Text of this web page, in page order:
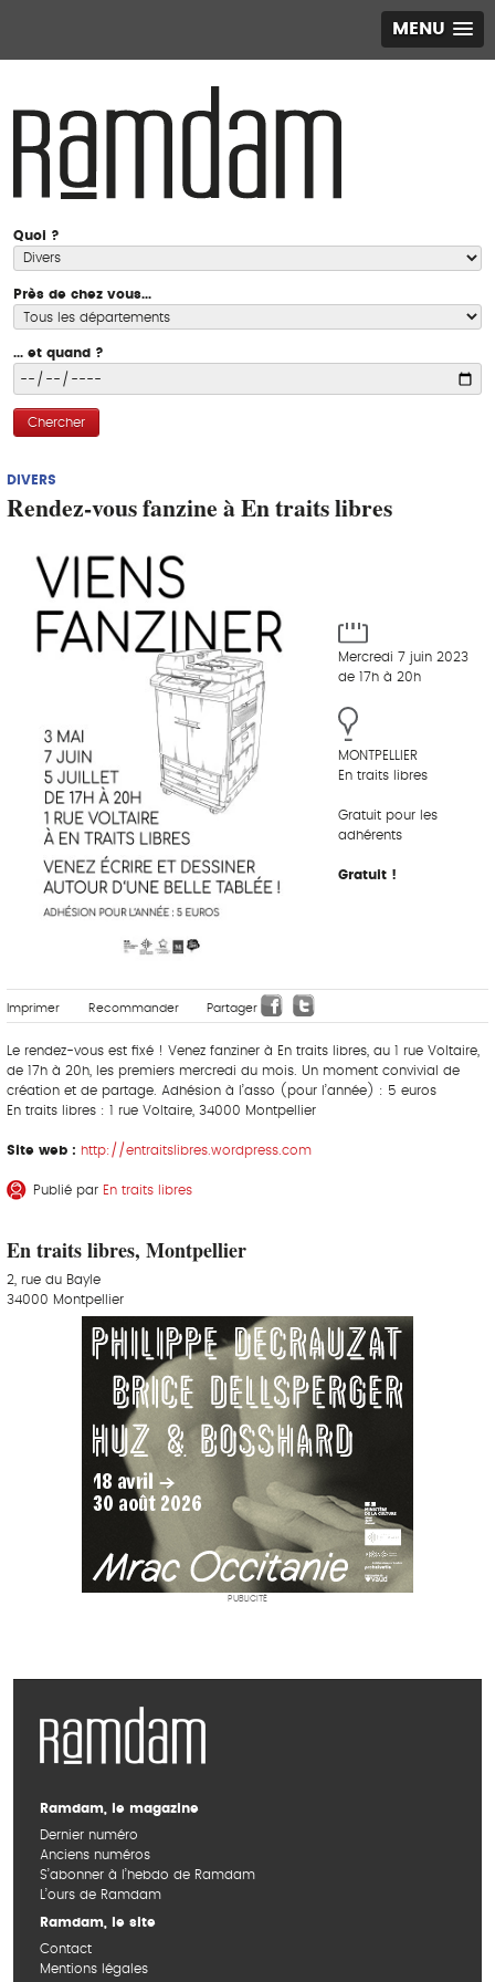
MENU
Quoi ?
Près de chez vous...
... et quand ?
Chercher
DIVERS
Rendez-vous fanzine à En traits libres
Mercredi 7 juin 2023
de 17h à 20h
MONTPELLIER
En traits libres
Gratuit pour les
adhérents
Gratuit !
Imprimer Recommander Partager
Le rendez-vous est fixé ! Venez fanziner à En traits libres, au 1 rue Voltaire,
de 17h à 20h, les premiers mercredi du mois. Un moment convivial de
création et de partage. Adhésion à l’asso (pour l’année) : 5 euros
En traits libres : 1 rue Voltaire, 34000 Montpellier
Site web : http://entraitslibres.wordpress.com
Publié par En traits libres
En traits libres, Montpellier
2, rue du Bayle
34000 Montpellier
PUBLICITÉ
Ramdam, le magazine
Dernier numéro
Anciens numéros
S’abonner à l’hebdo de Ramdam
L’ours de Ramdam
Ramdam, le site
Contact
Mentions légales